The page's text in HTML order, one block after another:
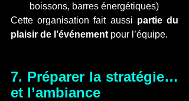
boissons, barres énergétiques)
Cette organisation fait aussi partie du
plaisir de l’événement pour l’équipe.
7. Préparer la stratégie…
et l’ambiance